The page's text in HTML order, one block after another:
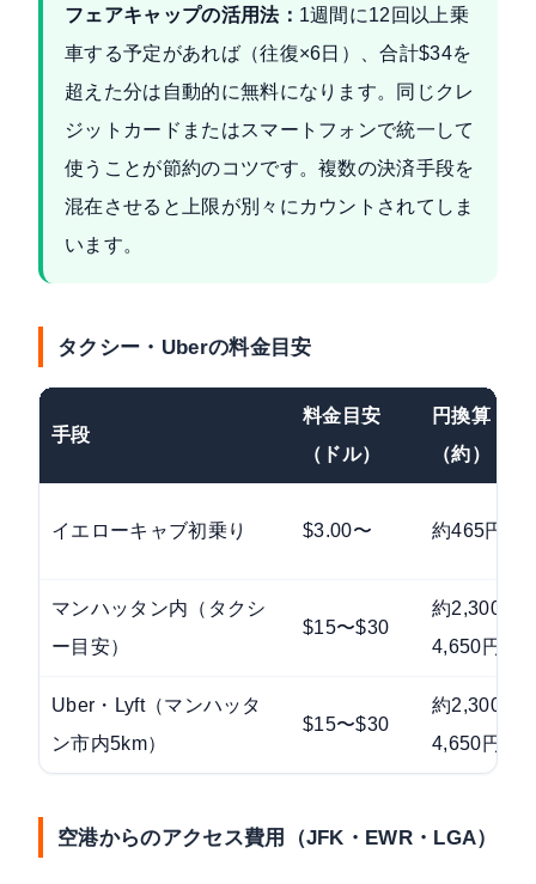
フェアキャップの活用法： 1週間に12回以上乗
車する予定があれば（往復×6日）、合計$34を
超えた分は自動的に無料になります。同じクレ
ジットカードまたはスマートフォンで統一して
使うことが節約のコツです。複数の決済手段を
混在させると上限が別々にカウントされてしま
います。
タクシー・Uberの料金目安
手段
料金目安
（ドル）
円換算
（約）
イエローキャブ初乗り $3.00〜 約465円〜
マンハッタン内（タクシ
ー目安）
$15〜$30
約2,300〜
4,650円
Uber・Lyft（マンハッタ
ン市内5km）
$15〜$30
約2,300〜
4,650円
空港からのアクセス費用（JFK・EWR・LGA）